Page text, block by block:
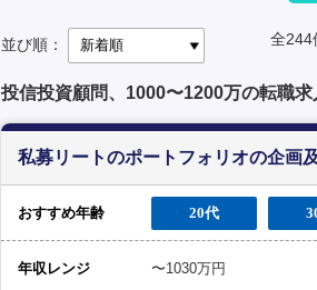
並び順： 全244
投信投資顧問、1000〜1200万の転職求
私募リートのポートフォリオの企画
おすすめ年齢 20代
年収レンジ 〜1030万円